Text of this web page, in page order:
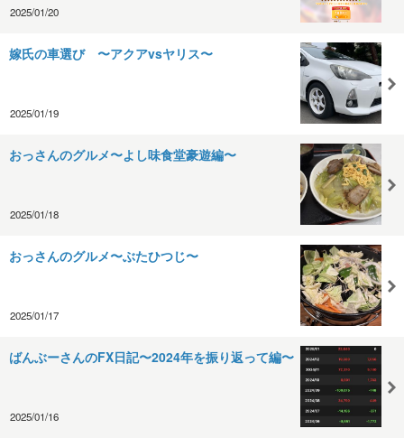
2025/01/20
嫁氏の車選び 〜アクアvsヤリス〜
2025/01/19
おっさんのグルメ〜よし味食堂豪遊編〜
2025/01/18
おっさんのグルメ〜ぶたひつじ〜
2025/01/17
ばんぶーさんのFX日記〜2024年を振り返って編〜
2025/01/16